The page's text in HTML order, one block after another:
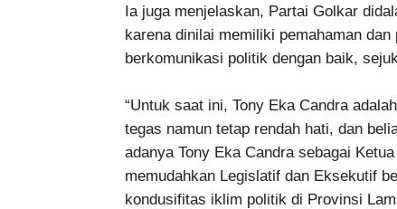
Ia juga menjelaskan, Partai Golkar
karena dinilai memiliki pemahaman
berkomunikasi politik dengan baik,
“Untuk saat ini, Tony Eka Candra
tegas namun tetap rendah hati, dan
adanya Tony Eka Candra sebagai
memudahkan Legislatif dan Eksekutif
kondusifitas iklim politik di Provinsi